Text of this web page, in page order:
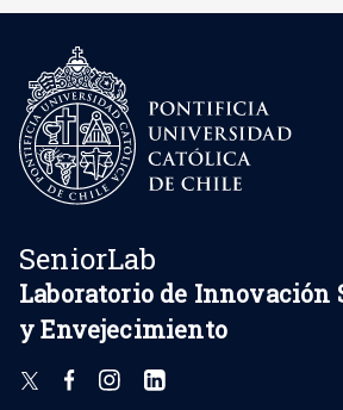
SeniorLab
Laboratorio de Innovación
y Envejecimiento